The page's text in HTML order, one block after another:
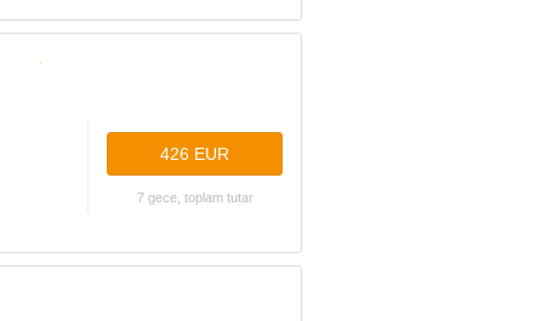
426 EUR
7 gece, toplam tutar